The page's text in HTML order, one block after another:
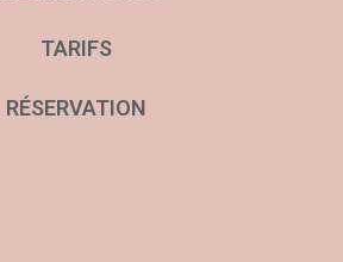
TARIFS
RÉSERVATION